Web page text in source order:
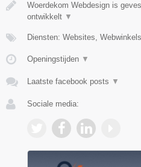
Woerdekom Webdesign is
ontwikkelt ▼
Diensten: Websites,
Openingstijden ▼
Laatste facebook posts ▼
Sociale media: